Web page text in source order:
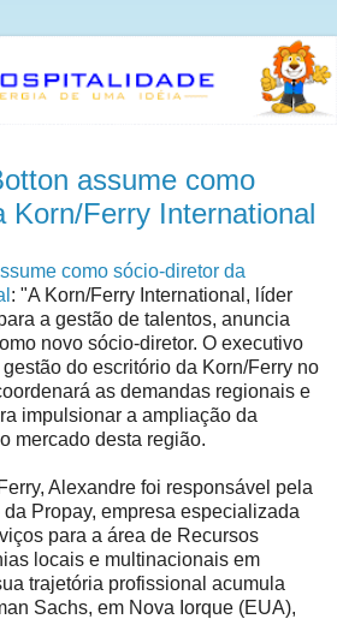
assume como
Korn/Ferry International
como sócio-diretor da
: "A Korn/Ferry International, líder
a gestão de talentos, anuncia
novo sócio-diretor. O executivo
do escritório da Korn/Ferry no
as demandas regionais e
impulsionar a ampliação da
mercado desta região.
Alexandre foi responsável pela
Propay, empresa especializada
para a área de Recursos
locais e multinacionais em
trajetória profissional acumula
Sachs, em Nova Iorque (EUA),